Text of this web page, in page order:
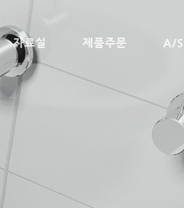
자료실 제품주문 A/